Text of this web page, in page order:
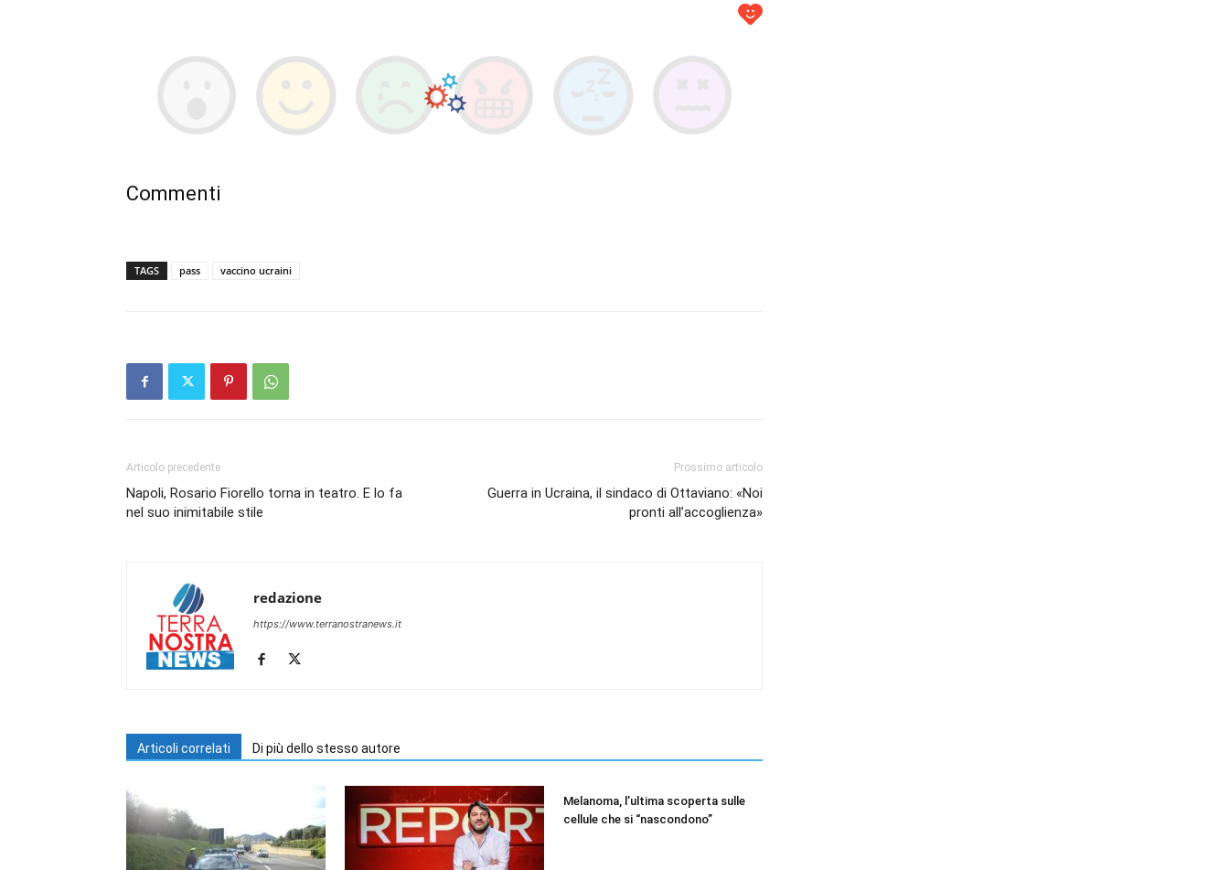
Commenti
TAGS pass vaccino ucraini
Articolo precedente
Napoli, Rosario Fiorello torna in teatro. E lo fa
nel suo inimitabile stile
Prossimo articolo
Guerra in Ucraina, il sindaco di Ottaviano: «Noi
pronti all’accoglienza»
redazione
https://www.terranostranews.it
Articoli correlati Di più dello stesso autore
Melanoma, l’ultima scoperta sulle
cellule che si “nascondono”